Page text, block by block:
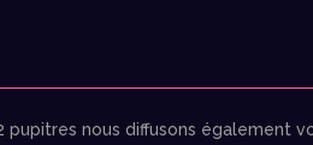
nous diffusons également